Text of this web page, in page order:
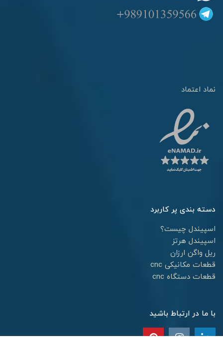
نماد اعتماد
دسته بندی پر کاربرد
اسپیندل چیست؟
اسپیندل هرتز
ریل واگن ارزان
قطعات مکانیکی cnc
قطعات دستگاه cnc
با ما در ارتباط باشید